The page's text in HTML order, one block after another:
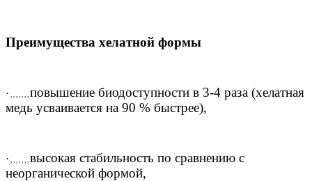
Преимущества хелатной формы
· , , , , , , , повышение биодоступности в 3-4 раза (хелатная
медь усваивается на 90 % быстрее),
· , , , , , , , высокая стабильность по сравнению с
неорганической формой,